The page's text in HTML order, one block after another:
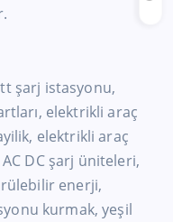
şarj istasyonu,
elektrikli araç
elektrikli araç
AC DC şarj üniteleri,
enerji,
kurmak, yeşil